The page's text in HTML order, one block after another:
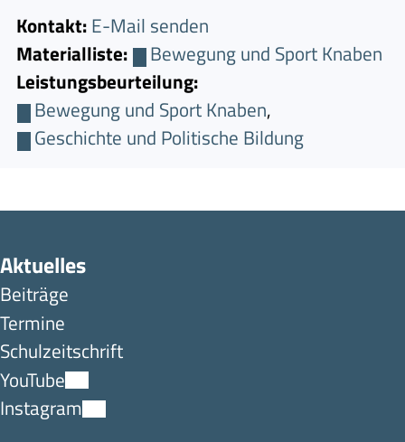
Kontakt:E-Mail senden
Materialliste:
Bewegung und Sport Knaben
Leistungsbeurteilung:
Bewegung und Sport Knaben,
Geschichte und Politische Bildung
Aktuelles
Beiträge
Termine
Schulzeitschrift
YouTube
Instagram